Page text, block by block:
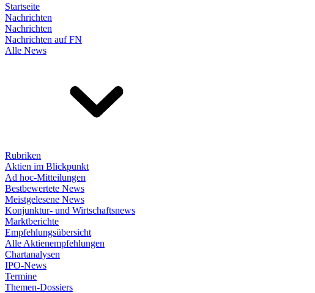
Startseite
Nachrichten
Nachrichten
Nachrichten auf FN
Alle News
Rubriken
Aktien im Blickpunkt
Ad hoc-Mitteilungen
Bestbewertete News
Meistgelesene News
Konjunktur- und Wirtschaftsnews
Marktberichte
Empfehlungsübersicht
Alle Aktienempfehlungen
Chartanalysen
IPO-News
Termine
Themen-Dossiers